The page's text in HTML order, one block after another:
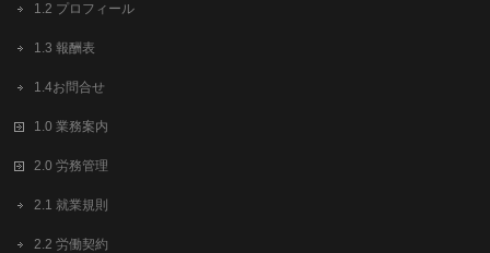
1.2 プロフィール
1.3 報酬表
1.4お問合せ
1.0 業務案内
2.0 労務管理
2.1 就業規則
2.2 労働契約